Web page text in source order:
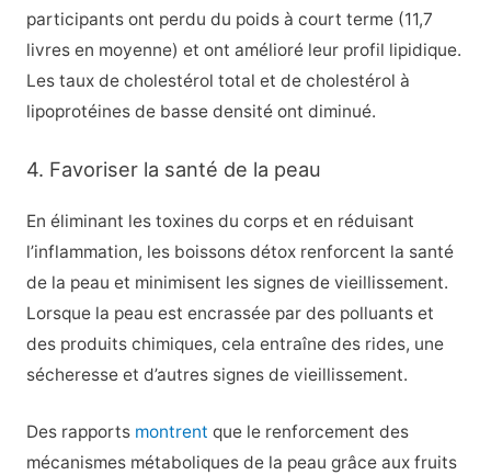
participants ont perdu du poids à court terme (11,7
livres en moyenne) et ont amélioré leur profil lipidique.
Les taux de cholestérol total et de cholestérol à
lipoprotéines de basse densité ont diminué.
4. Favoriser la santé de la peau
En éliminant les toxines du corps et en réduisant
l’inflammation, les boissons détox renforcent la santé
de la peau et minimisent les signes de vieillissement.
Lorsque la peau est encrassée par des polluants et
des produits chimiques, cela entraîne des rides, une
sécheresse et d’autres signes de vieillissement.
Des rapports montrent que le renforcement des
mécanismes métaboliques de la peau grâce aux fruits